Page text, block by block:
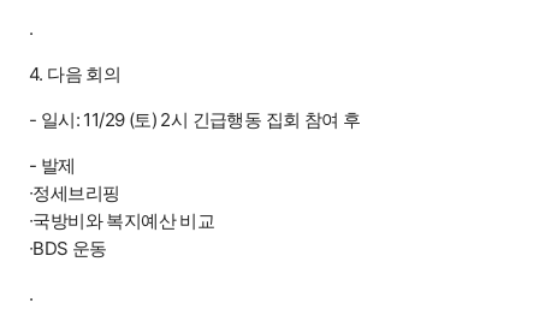
.
4. 다음 회의
- 일시: 11/29 (토) 2시 긴급행동 집회 참여 후
- 발제
∙정세브리핑
∙국방비와 복지예산 비교
∙BDS 운동
.